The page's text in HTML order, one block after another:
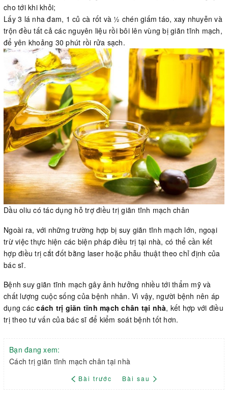
cho tới khi khỏi;
Lấy 3 lá nha đam, 1 củ cà rốt và 1⁄2 chén giấm táo, xay nhuyễn và
trộn đều tất cả các nguyên liệu rồi bôi lên vùng bị giãn tĩnh mạch,
để yên khoảng 30 phút rồi rửa sạch.
Dầu oliu có tác dụng hỗ trợ điều trị giãn tĩnh mạch chân
Ngoài ra, với những trường hợp bị suy giãn tĩnh mạch lớn, ngoại
trừ việc thực hiện các biện pháp điều trị tại nhà, có thể cần kết
hợp điều trị cắt đốt bằng laser hoặc phẫu thuật theo chỉ định của
bác sĩ.
Bệnh suy giãn tĩnh mạch gây ảnh hưởng nhiều tới thẩm mỹ và
chất lượng cuộc sống của bệnh nhân. Vì vậy, người bệnh nên áp
dụng cáccách trị giãn tĩnh mạch chân tại nhà, kết hợp với điều
trị theo tư vấn của bác sĩ để kiểm soát bệnh tốt hơn.
Bạn đang xem:
Cách trị giãn tĩnh mạch chân tại nhà
Bài trước Bài sau